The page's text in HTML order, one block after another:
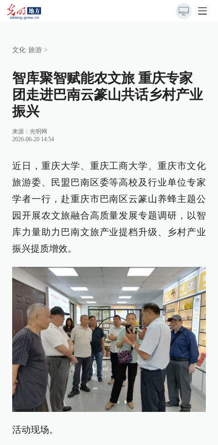
文化·旅游 >
智库聚智赋能农文旅 重庆专家
团走进巴南云篆山共话乡村产业
振兴
来源： 光明网
2026-06-20 14:54
近日，重庆大学、重庆工商大学、重庆市文化
旅游委、民盟巴南区委等高校及行业单位专家
学者一行，赴重庆市巴南区云篆山养蜂主题公
园开展农文旅融合高质量发展专题调研，以智
库力量助力巴南文旅产业提档升级、乡村产业
振兴提质增效。
活动现场。